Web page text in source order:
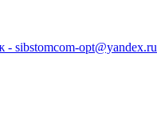
sibstomcom-opt@yandex.ru